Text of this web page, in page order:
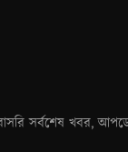
সর্বশেষ খবর,